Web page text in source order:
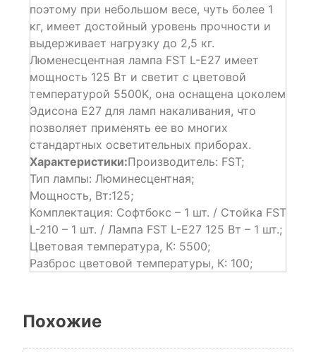
поэтому при небольшом весе, чуть более 1
кг, имеет достойный уровень прочности и
выдерживает нагрузку до 2,5 кг.
Люменесцентная лампа FST L-E27 имеет
мощность 125 Вт и светит с цветовой
температурой 5500K, она оснащена цоколем
Эдисона E27 для ламп накаливания, что
позволяет применять ее во многих
стандартных осветительных приборах.
Характеристики:Производитель: FST;
Тип лампы: Люминесцентная;
Мощность, Вт:125;
Комплектация: Софтбокс – 1 шт. / Стойка FST
L-210 – 1 шт. / Лампа FST L-E27 125 Вт – 1 шт.;
Цветовая температура, К: 5500;
Разброс цветовой температуры, К: 100;
Похожие